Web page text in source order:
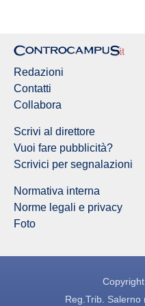
Redazioni
Contatti
Collabora
Scrivi al direttore
Vuoi fare pubblicità?
Scrivici per segnalazioni
Normativa interna
Norme legali e privacy
Foto
Reg.Trib. Salerno